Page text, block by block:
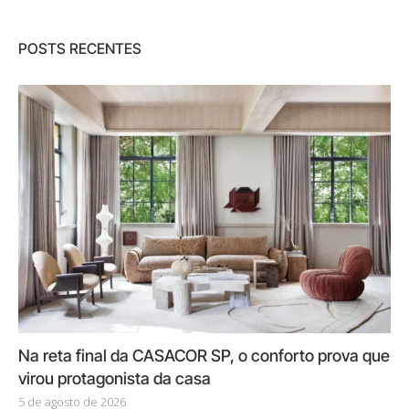
POSTS RECENTES
Na reta final da CASACOR SP, o conforto prova que
virou protagonista da casa
5 de agosto de 2026